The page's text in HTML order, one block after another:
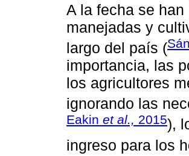
A la fecha se
manejadas y
largo del país (
importancia, las
los agricultores
ignorando las
Eakin et al., 2015),
ingreso para los